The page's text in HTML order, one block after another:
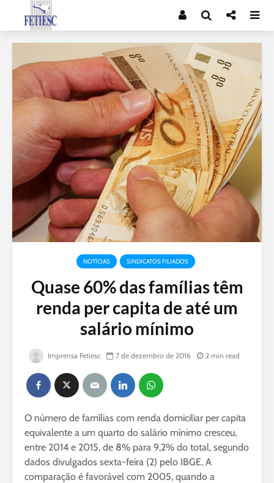
NOTÍCIAS SINDICATOS FILIADOS
Quase 60% das famílias têm
renda per capita de até um
salário mínimo
Imprensa Fetiesc 7 de dezembro de 2016 2 min read
O número de famílias com renda domiciliar per capita
equivalente a um quarto do salário mínimo cresceu,
entre 2014 e 2015, de 8% para 9,2% do total, segundo
dados divulgados sexta-feira (2) pelo IBGE. A
comparação é favorável com 2005, quando a